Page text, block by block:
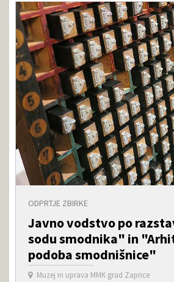
ODPRTJE ZBIRKE
Javno vodstvo po
sodu smodnika" in
podoba smodnišnice"
Muzej in uprava MMK grad Zaprice